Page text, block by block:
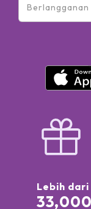
Lebih dari
33,000